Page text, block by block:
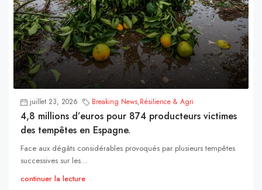
juillet 23, 2026 Breaking News,Résilience & Agri
4,8 millions d’euros pour 874 producteurs victimes
des tempêtes en Espagne.
Face aux dégâts considérables provoqués par plusieurs tempêtes
successives sur les...
continuer la lecture